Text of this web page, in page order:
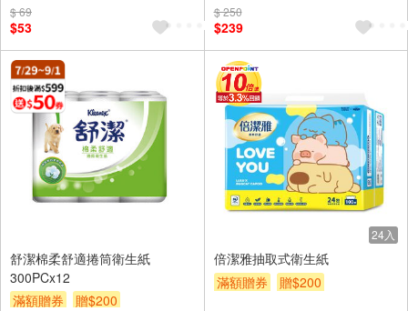
$ 69
$53
$ 250
$239
舒潔棉柔舒適捲筒衛生紙
300PCx12
滿額贈券
贈$200
24入
倍潔雅抽取式衛生紙
滿額贈券
贈$200